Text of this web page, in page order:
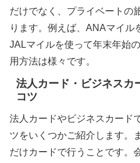
だけでなく、プライベートの
ります。例えば、ANAマイル
JALマイルを使って年末年始
用方法は様々です。
法人カード・ビジネスカ
コツ
法人カードやビジネスカード
ツをいくつかご紹介します。
だけカードで行うことです。